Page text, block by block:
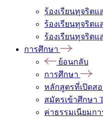
ร้องเรียนทุจริต
ร้องเรียนทุจริต
ร้องเรียนทุจริต
การศึกษา
ย้อนกลับ
การศึกษา
หลักสูตรที่เปิดส
สมัครเข้าศึกษา
ค่าธรรมเนียมก